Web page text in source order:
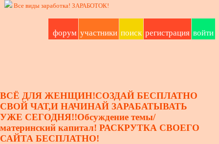
Все виды заработка! ЗАРАБОТОК!
ВСЁ ДЛЯ ЖЕНЩИН!СОЗДАЙ БЕСПЛАТНО
СВОЙ ЧАТ,И НАЧИНАЙ ЗАРАБАТЫВАТЬ
УЖЕ СЕГОДНЯ!!Обсуждение темы/
материнский капитал! РАСКРУТКА СВОЕГО
САЙТА БЕСПЛАТНО!
форум участники поиск регистрация войти